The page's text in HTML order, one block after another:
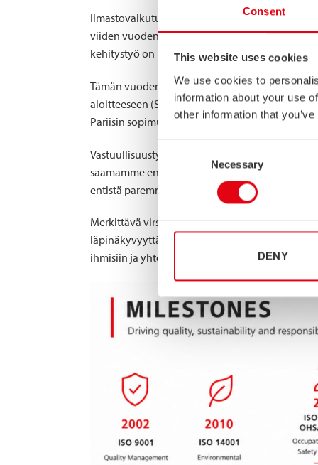
Consent
This website uses cookies
We use cookies to
information about your use
other information that
Selection
Necessary
DENY
Ilmastovaikutusten vähentäminen on yksi
viiden vuoden ajan. Laskenta ei itsessään
kehitystyö on mahdollistanut sen, että
Tämän vuoden alussa otimme jälleen tärkeän
aloitteeseen (SBTi). Sitoutumisen
Pariisin sopimuksen tavoitteiden kanssa ja
Vastuullisuustyömme vaikuttavuus näkyy
saamamme ensimmäinen luokituksemme oli
entistä paremmasta integroitumisesta osaksi
Merkittävä virstanpylväs saavutettiin myös
läpinäkyvyyttä, tuo rakenteen
ihmisiin ja yhteiskuntaan.